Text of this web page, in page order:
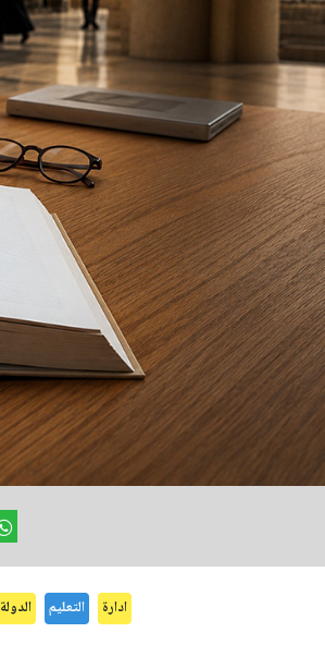
ادارة التعليم الدولة